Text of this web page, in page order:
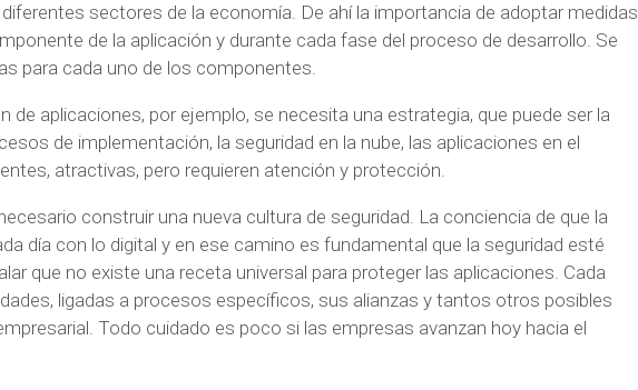
sectores de la economía. De ahí la importancia de adoptar medidas
de la aplicación y durante cada fase del proceso de desarrollo. Se
para cada uno de los componentes.
de aplicaciones, por ejemplo, se necesita una estrategia, que puede ser la
de implementación, la seguridad en la nube, las aplicaciones en el
atractivas, pero requieren atención y protección.
construir una nueva cultura de seguridad. La conciencia de que la
día con lo digital y en ese camino es fundamental que la seguridad esté
que no existe una receta universal para proteger las aplicaciones. Cada
ligadas a procesos específicos, sus alianzas y tantos otros posibles
Todo cuidado es poco si las empresas avanzan hoy hacia el